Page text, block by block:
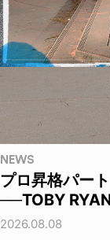
NEWS
プロ昇格パート
──TOBY
2026.08.08